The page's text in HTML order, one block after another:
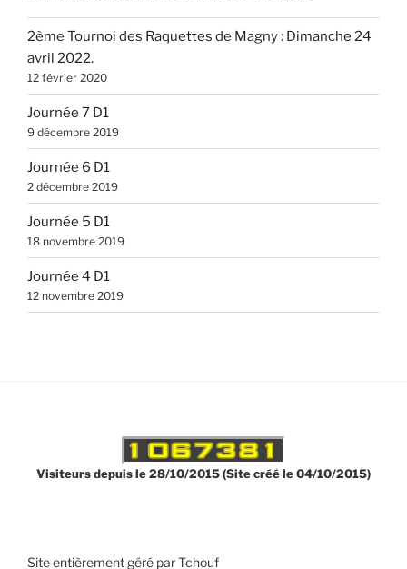
2ème Tournoi des Raquettes de Magny : Dimanche 24
avril 2022.
12 février 2020
Journée 7 D1
9 décembre 2019
Journée 6 D1
2 décembre 2019
Journée 5 D1
18 novembre 2019
Journée 4 D1
12 novembre 2019
Visiteurs depuis le 28/10/2015 (Site créé le 04/10/2015)
Site entièrement géré par Tchouf